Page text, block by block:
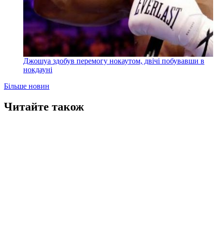
Джошуа здобув перемогу нокаутом, двічі побувавши в
нокдауні
Більше новин
Читайте також